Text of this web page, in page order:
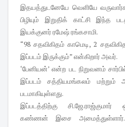
இதயத்துடனேயே வெளியே
பிழியும் இறுதிக் காட்சி இந்த
இயக்குனர் ரமேஷ் ரங்கசாமி.
“98 சதவிகிதம் காமெடி, 2
இப்படம் இருக்கும்” என்கிறார் அவர்.
‘பேனியன்’ என்ற பட நிறுவனம்
இப்படம் சத்தியமங்கலம் மற்றும்
படமாகியுள்ளது.
இப்படத்திற்கு சி.ஜே.ராஜ்குமார்
கண்ணன் இசை அமைத்துள்ளார்.